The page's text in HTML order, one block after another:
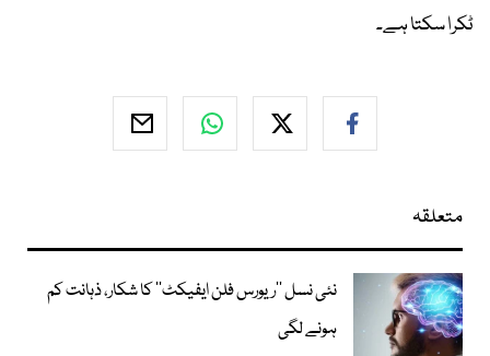
ٹکرا سکتا ہے۔
متعلقہ
نئی نسل ’’ریورس فلن ایفیکٹ‘‘ کا شکار، ذہانت کم
ہونے لگی